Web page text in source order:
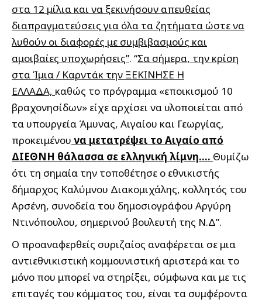
στα 12 μίλια και να ξεκινήσουν απευθείας
διαπραγματεύσεις για όλα τα ζητήματα ώστε να
λυθούν οι διαφορές με συμβιβασμούς και
αμοιβαίες υποχωρήσεις”. “Σα σήμερα, την κρίση
στα Ίμια / Καρντάκ την ΞΕΚΙΝΗΣΕ Η
ΕΛΛΑΔΑ, καθώς το πρόγραμμα «εποικισμού 10
βραχονησίδων» είχε αρχίσει να υλοποιείται από
τα υπουργεία Άμυνας, Αιγαίου και Γεωργίας,
προκειμένου να μετατρέψει το Αιγαίο από
ΔΙΕΘΝΗ θάλασσα σε ελληνική λίμνη…. Θυμίζω
ότι τη σημαία την τοποθέτησε ο εθνικιστής
δήμαρχος Καλύμνου Διακομιχάλης, κολλητός του
Αρσένη, συνοδεία του δημοσιογράφου Αργύρη
Ντινόπουλου, σημερινού βουλευτή της Ν.Δ”.
Ο προαναφερθείς συριζαίος αναφέρεται σε μια
αντιεθνικιστική κομμουνιστική αριστερά και το
μόνο που μπορεί να στηρίξει, σύμφωνα και με τις
επιταγές του κόμματος του, είναι τα συμφέροντα